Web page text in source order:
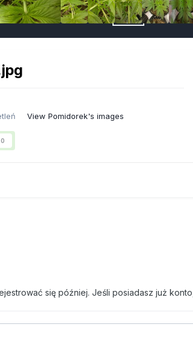
View Pomidorek's images
0
się później. Jeśli posiadasz już konto,